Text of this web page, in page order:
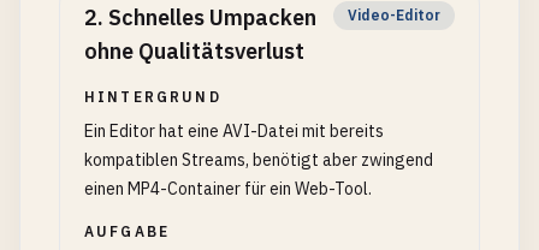
2. Schnelles Umpacken
ohne Qualitätsverlust
Video-Editor
HINTERGRUND
Ein Editor hat eine AVI-Datei mit bereits
kompatiblen Streams, benötigt aber zwingend
einen MP4-Container für ein Web-Tool.
AUFGABE